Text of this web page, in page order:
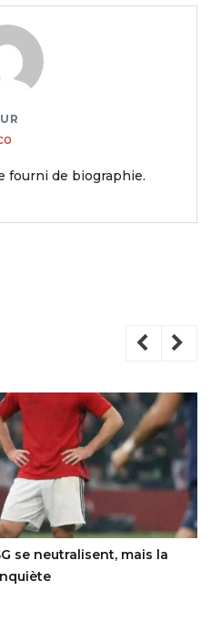
fourni de biographie.
OM : « La justice de Dieu
supporters frustrés par la